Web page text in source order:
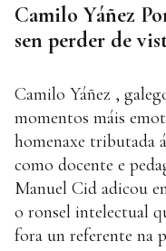
Camilo Yáñez
sen perder de
Camilo Yáñez ,
momentos máis
homenaxe tributada
como docente e
Manuel Cid adicou
o ronsel intelectual
fora un referente na